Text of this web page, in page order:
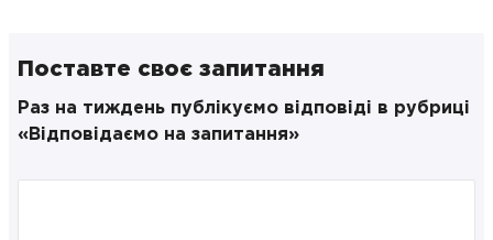
Поставте своє запитання
Раз на тиждень публікуємо відповіді в рубриці
«Відповідаємо на запитання»